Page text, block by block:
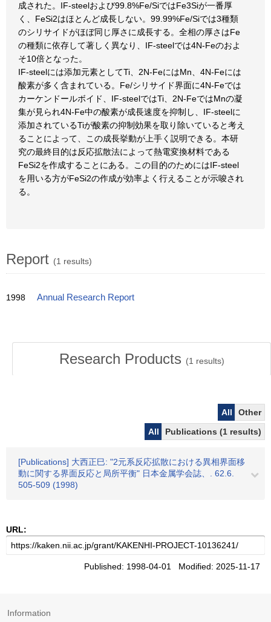
成された。IF-steelおよび99.8%Fe/SiではFe3Siが一番厚
く、FeSi2はほとんど成長しない。99.99%Fe/Siでは3種類
のシリサイドがほぼ同じ厚さに成長する。全相の厚さはFe
の種類に依存して著しく異なり、IF-steelでは4N-Feのおよ
そ10倍となった。
IF-steelには添加元素としてTi、2N-FeにはMn、4N-Feには
酸素が多く含まれている。Fe/シリサイド界面に4N-Feでは
カーケンドールボイド、IF-steelではTi、2N-FeではMnの凝
集が見られ4N-Fe中の酸素が成長速度を抑制し、IF-steelに
添加されているTiが酸素の抑制効果を取り除いていると考え
ることによって、この成長挙動が上手く説明できる。本研
究の最終目的は反応拡散法によって熱電変換材料である
FeSi2を作成することにある。この目的のためにはIF-steel
を用いる方がFeSi2の作成が効率よく行えることが示唆され
る。
Report (1 results)
1998 Annual Research Report
Research Products (1 results)
All
Other
All
Publications (1 results)
[Publications] 大西正巳: "2元系反応拡散における異相界面移
動に関する界面反応と局所平衡" 日本金属学会誌、. 62.6.
505-509 (1998)
URL:
Published: 1998-04-01 Modified: 2025-11-17
Information